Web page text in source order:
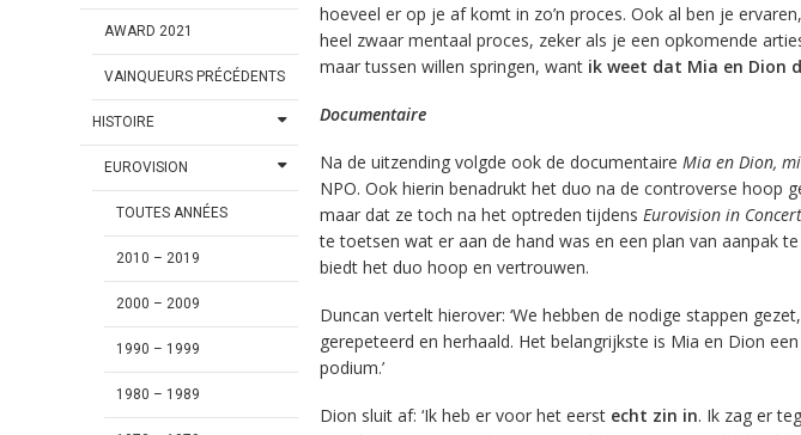
AWARD 2021
VAINQUEURS PRÉCÉDENTS
HISTOIRE
EUROVISION
TOUTES ANNÉES
2010 – 2019
2000 – 2009
1990 – 1999
1980 – 1989
hoeveel er op je af komt in zo’n proces. Ook al ben je
heel zwaar mentaal proces, zeker als je een opkomende
maar tussen willen springen, want ik weet dat Mia en Dion
Documentaire
Na de uitzending volgde ook de documentaire Mia en Dion,
NPO. Ook hierin benadrukt het duo na de controverse hoop
maar dat ze toch na het optreden tijdens Eurovision in Concert
te toetsen wat er aan de hand was en een plan van aanpak
biedt het duo hoop en vertrouwen.
Duncan vertelt hierover: ‘We hebben de nodige stappen
gerepeteerd en herhaald. Het belangrijkste is Mia en Dion een
podium.’
Dion sluit af: ‘Ik heb er voor het eerst echt zin in. Ik zag er